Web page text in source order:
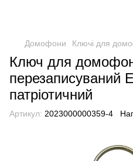
Домофони Ключі для
Ключ для
перезаписуваний
патріотичний
Артикул: 2023000000359-4